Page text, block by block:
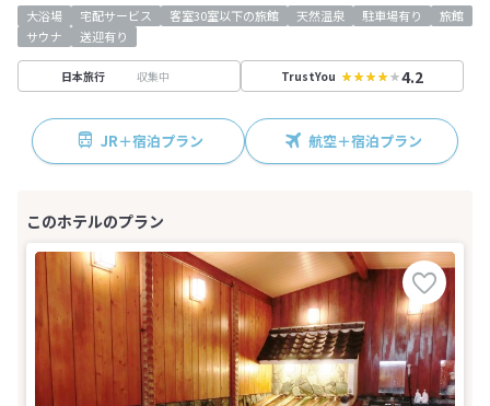
大浴場 宅配サービス 客室30室以下の旅館 天然温泉 駐車場有り
旅館
サウナ
送迎有り
日本旅行 収集中 TrustYou 4.2
JR＋宿泊プラン 航空＋宿泊プラン